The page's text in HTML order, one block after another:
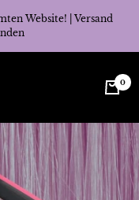
Website! | Versand
0